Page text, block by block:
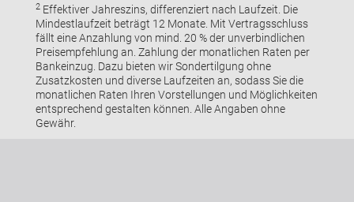
2Effektiver Jahreszins, differenziert nach Laufzeit. Die
Mindestlaufzeit beträgt 12 Monate. Mit Vertragsschluss
fällt eine Anzahlung von mind. 20 % der unverbindlichen
Preisempfehlung an. Zahlung der monatlichen Raten per
Bankeinzug. Dazu bieten wir Sondertilgung ohne
Zusatzkosten und diverse Laufzeiten an, sodass Sie die
monatlichen Raten Ihren Vorstellungen und Möglichkeiten
entsprechend gestalten können. Alle Angaben ohne
Gewähr.